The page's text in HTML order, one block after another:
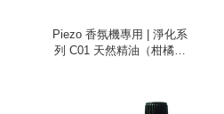
Piezo 香氛機專用 | 淨化系
列 C01 天然精油（柑橘、